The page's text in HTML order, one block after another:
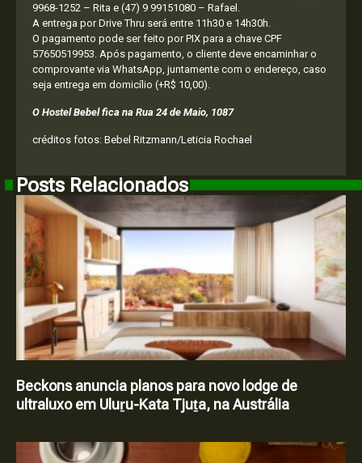
9968-1252 – Rita e (47) 9 99151080 – Rafael.
A entrega por Drive Thru será entre 11h30 e 14h30h.
O pagamento pode ser feito por PIX para a chave CPF
57650519953. Após pagamento, o cliente deve encaminhar o
comprovante via WhatsApp, juntamente com o endereço, caso
seja entrega em domicílio (+R$ 10,00).
O Hostel Bebel fica na Rua 24 de Maio, 1087
créditos fotos: Bebel Ritzmann/Leticia Rochael
Posts Relacionados
Beckons anuncia planos para novo lodge de
ultraluxo em Uluṟu-Kata Tjuṯa, na Austrália